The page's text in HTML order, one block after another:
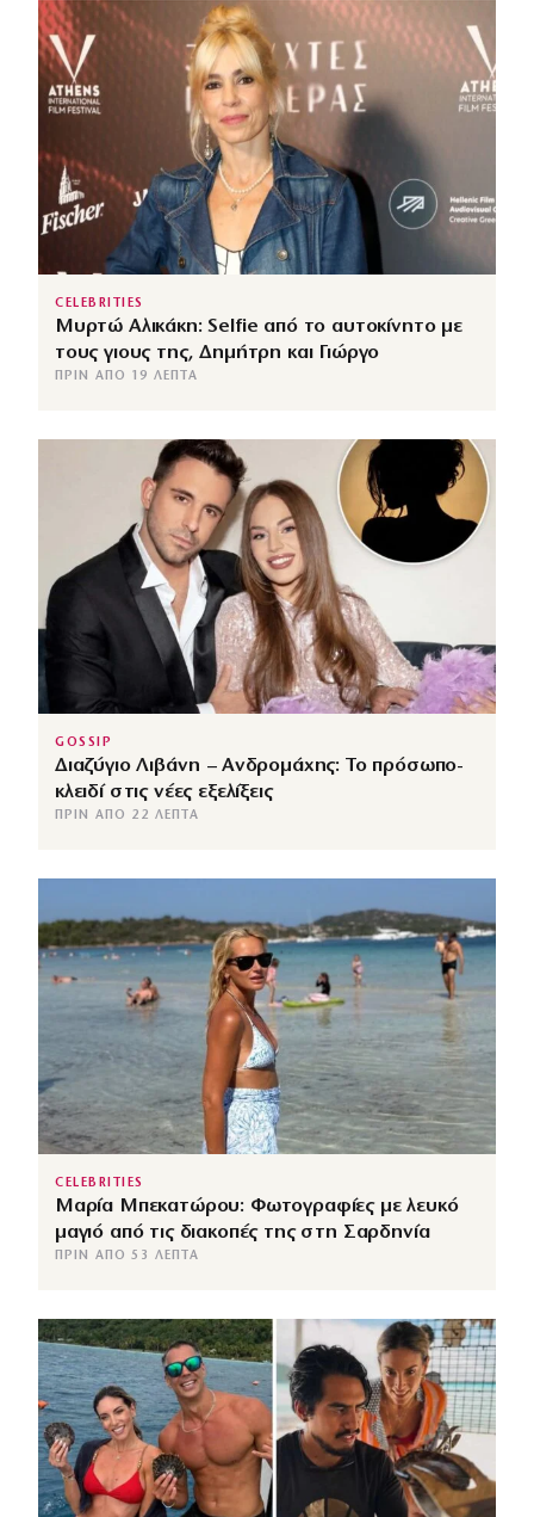
CELEBRITIES
Μυρτώ Αλικάκη: Selfie από το αυτοκίνητο με
τους γιους της, Δημήτρη και Γιώργο
ΠΡΙΝ ΑΠΌ 19 ΛΕΠΤΆ
GOSSIP
Διαζύγιο Λιβάνη – Ανδρομάχης: Το πρόσωπο-
κλειδί στις νέες εξελίξεις
ΠΡΙΝ ΑΠΌ 22 ΛΕΠΤΆ
CELEBRITIES
Μαρία Μπεκατώρου: Φωτογραφίες με λευκό
μαγιό από τις διακοπές της στη Σαρδηνία
ΠΡΙΝ ΑΠΌ 53 ΛΕΠΤΆ